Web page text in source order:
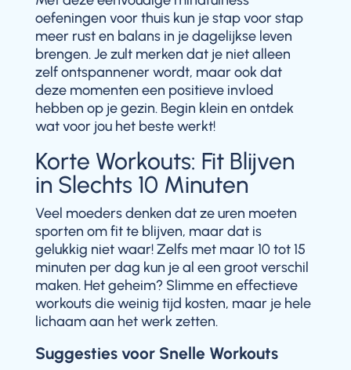
oefeningen voor thuis kun je stap voor stap
meer rust en balans in je dagelijkse leven
brengen. Je zult merken dat je niet alleen
zelf ontspannener wordt, maar ook dat
deze momenten een positieve invloed
hebben op je gezin. Begin klein en ontdek
wat voor jou het beste werkt!
Korte Workouts: Fit Blijven
in Slechts 10 Minuten
Veel moeders denken dat ze uren moeten
sporten om fit te blijven, maar dat is
gelukkig niet waar! Zelfs met maar 10 tot 15
minuten per dag kun je al een groot verschil
maken. Het geheim? Slimme en effectieve
workouts die weinig tijd kosten, maar je hele
lichaam aan het werk zetten.
Suggesties voor Snelle Workouts